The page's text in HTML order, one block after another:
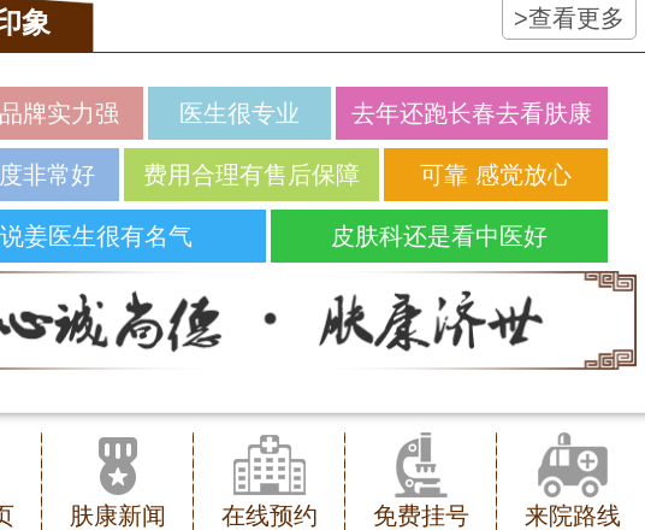
象 >查看更多
牌实力强 医生很专业 去年还跑长春去看肤康
非常好 费用合理有售后保障 可靠 感觉放心
姜医生很有名气 皮肤科还是看中医好
肤康新闻 在线预约 免费挂号 来院路线